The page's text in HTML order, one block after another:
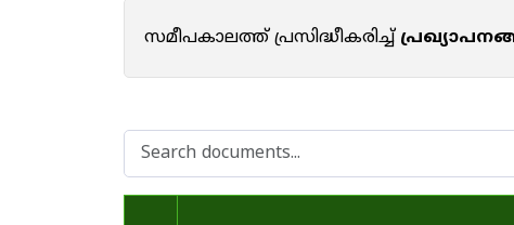
സമീപകാലത്ത് പ്രസിദ്ധീകരിച്ച്